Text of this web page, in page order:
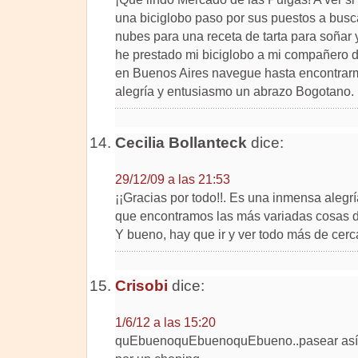
una biciglobo paso por sus puestos a
nubes para una receta de tarta para
he prestado mi biciglobo a mi compañero
en Buenos Aires navegue hasta
alegría y entusiasmo un abrazo Bogotano.
Cecilia Bollanteck dice:
29/12/09 a las 21:53
¡¡Gracias por todo!!. Es una inmensa
que encontramos las más variadas cosas
Y bueno, hay que ir y ver todo más de
Crisobi dice:
1/6/12 a las 15:20
quEbuenoquEbuenoquEbueno..pasear